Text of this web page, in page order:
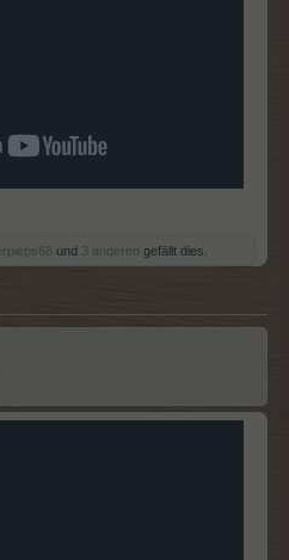
und 3 anderen gefällt dies.